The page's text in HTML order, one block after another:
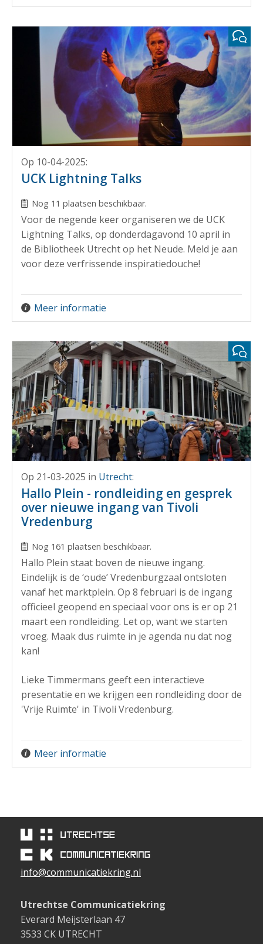
Op 10-04-2025:
UCK Lightning Talks
Nog 11 plaatsen beschikbaar.
Voor de negende keer organiseren we de UCK
Lightning Talks, op donderdagavond 10 april in
de Bibliotheek Utrecht op het Neude. Meld je aan
voor deze verfrissende inspiratiedouche!
Meer informatie
Op 21-03-2025 in Utrecht:
Hallo Plein - rondleiding en gesprek
over nieuwe ingang van Tivoli
Vredenburg
Nog 161 plaatsen beschikbaar.
Hallo Plein staat boven de nieuwe ingang.
Eindelijk is de ‘oude’ Vredenburgzaal ontsloten
vanaf het marktplein. Op 8 februari is de ingang
officieel geopend en speciaal voor ons is er op 21
maart een rondleiding. Let op, want we starten
vroeg. Maak dus ruimte in je agenda nu dat nog
kan!
Lieke Timmermans geeft een interactieve
presentatie en we krijgen een rondleiding door de
'Vrije Ruimte' in Tivoli Vredenburg.
Meer informatie
info@communicatiekring.nl
Utrechtse Communicatiekring
Everard Meijsterlaan 47
3533 CK UTRECHT